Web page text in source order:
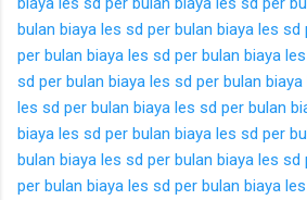
bulan biaya les sd per bulan biaya les sd
per bulan biaya les sd per bulan biaya
sd per bulan biaya les sd per bulan biaya
les sd per bulan biaya les sd per bulan
biaya les sd per bulan biaya les sd per
bulan biaya les sd per bulan biaya les sd
per bulan biaya les sd per bulan biaya